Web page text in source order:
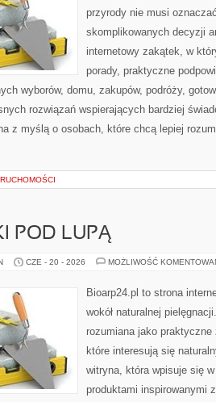
przyrody nie musi
skomplikowanych decyzji
internetowy zakątek, w
porady, praktyczne
wyborów, domu, zakupów, podróży,
rozwiązań wspierających bardziej
z myślą o osobach, które chcą lepiej
POD LUPĄ
CZE - 20 - 2026 MOŻLIWOŚĆ
Bioarp24.pl to strona
wokół naturalnej
rozumiana jako praktyczne
które interesują się
witryna, która wpisuje się
produktami inspirowanymi